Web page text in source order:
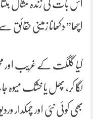
اس بات کی زندہ مثال
اچھا” دکھانا زمینی
کیا گلگت کے غریب اور
لگا کر، پھل یا خشک میوہ
بھی کوئی نئی اور چمکدار